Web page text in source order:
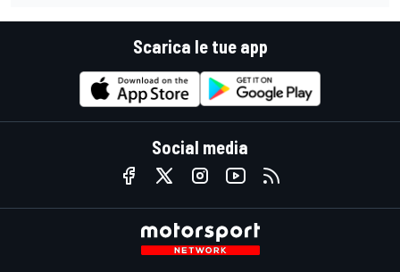
Scarica le tue app
Social media